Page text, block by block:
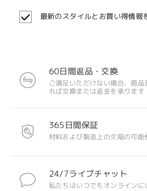
最新のスタイルとお買い得情報
60日間返品・交換
ご満足いただけない場合、商
れば交換または返金を承ります
365日間保証
材料および製造上の欠陥の可能
24/7ライブチャット
私たちはいつでもオンラインに